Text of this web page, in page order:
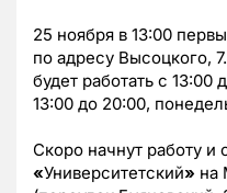
25 ноября в 13:00
по адресу Высоцкого,
будет работать с
13:00 до 20:00,
Скоро начнут работу и
«Университетский» на